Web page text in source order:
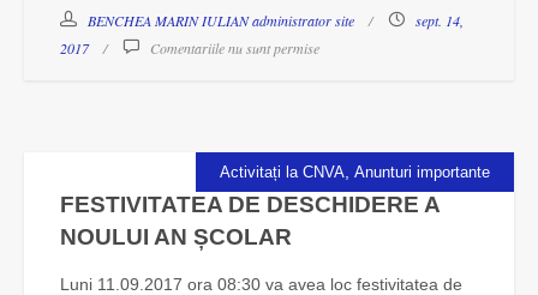
BENCHEA MARIN IULIAN administrator site
sept. 14,
2017
Comentariile nu sunt permise
Activitați la CNVA Anunturi importante
FESTIVITATEA DE DESCHIDERE A
NOULUI AN ȘCOLAR
Luni 11.09.2017 ora 08:30 va avea loc festivitatea de